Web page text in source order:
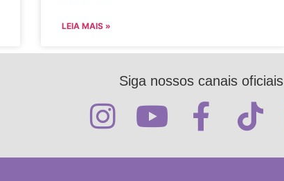
LEIA MAIS »
Siga nossos canais oficiais